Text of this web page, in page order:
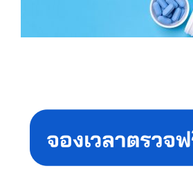
Sidebar